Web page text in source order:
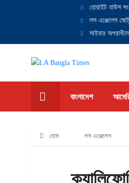
হোয়াইট হাউস
লস এঞ্জেলেস
সাইবার
বাংলাদেশ
হোম লস এঞ্জেলেস